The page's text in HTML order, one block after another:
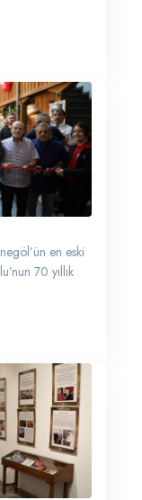
en eski
70 yıllık